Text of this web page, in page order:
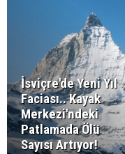
İsviçre'de Yeni Yıl
Faciası.. Kayak
Merkezi'ndeki
Patlamada Ölü
Sayısı Artıyor!